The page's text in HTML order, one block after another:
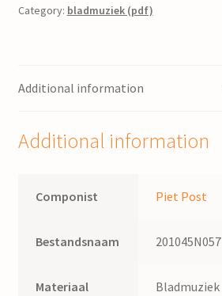
102
Piet
Category: bladmuziek (pdf)
Additional information
Additional information
Componist Piet Post
Bestandsnaam 201045N057
Materiaal Bladmuziek